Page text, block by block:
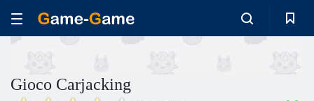
Gioco Carjacking